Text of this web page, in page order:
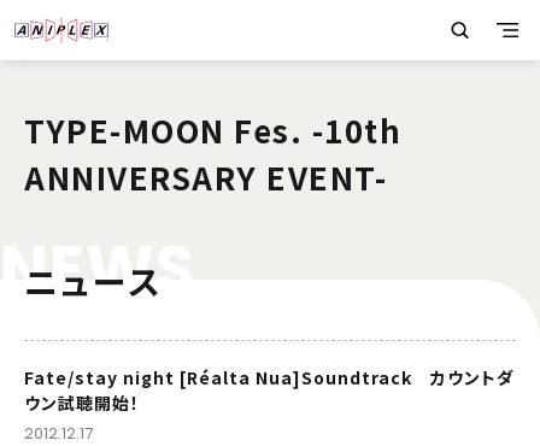
TYPE-MOON Fes. -10th
ANNIVERSARY EVENT-
NEWS
ニュース
Fate/stay night [Réalta Nua]Soundtrack カウントダ
ウン試聴開始！
2012.12.17